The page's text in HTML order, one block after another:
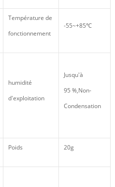
Température de
fonctionnement
-55~+85℃
humidité
d'exploitation
Jusqu'à
95 %,Non-
Condensation
Poids 20g